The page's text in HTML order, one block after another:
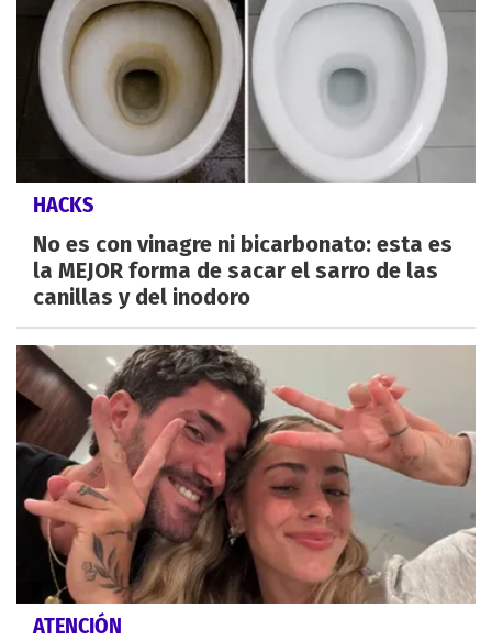
HACKS
No es con vinagre ni bicarbonato: esta es
la MEJOR forma de sacar el sarro de las
canillas y del inodoro
ATENCIÓN